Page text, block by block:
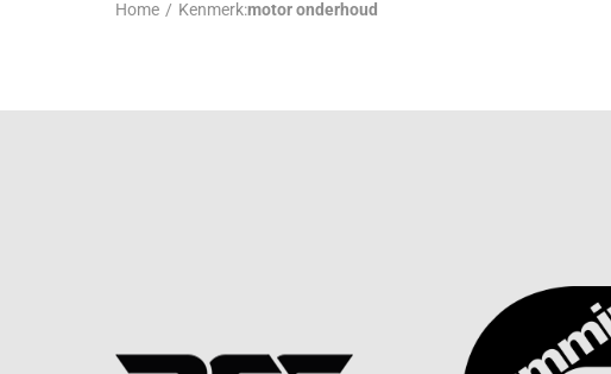
Home / Kenmerk:motor onderhoud